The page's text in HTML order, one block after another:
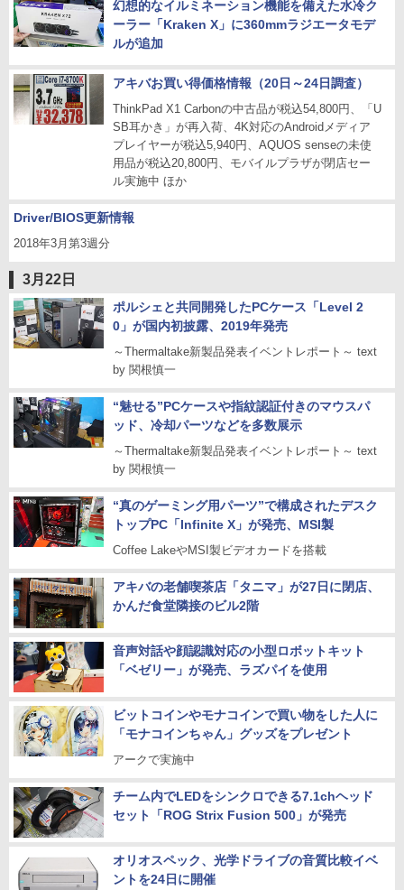
幻想的なイルミネーション機能を備えた水冷ク
ーラー「Kraken X」に360mmラジエータモデ
ルが追加
アキバお買い得価格情報（20日～24日調査）
ThinkPad X1 Carbonの中古品が税込54,800円、「U
SB耳かき」が再入荷、4K対応のAndroidメディア
プレイヤーが税込5,940円、AQUOS senseの未使
用品が税込20,800円、モバイルプラザが閉店セー
ル実施中 ほか
Driver/BIOS更新情報
2018年3月第3週分
3月22日
ポルシェと共同開発したPCケース「Level 2
0」が国内初披露、2019年発売
～Thermaltake新製品発表イベントレポート～ text
by 関根慎一
“魅せる”PCケースや指紋認証付きのマウスパ
ッド、冷却パーツなどを多数展示
～Thermaltake新製品発表イベントレポート～ text
by 関根慎一
“真のゲーミング用パーツ”で構成されたデスク
トップPC「Infinite X」が発売、MSI製
Coffee LakeやMSI製ビデオカードを搭載
アキバの老舗喫茶店「タニマ」が27日に閉店、
かんだ食堂隣接のビル2階
音声対話や顔認識対応の小型ロボットキット
「ベゼリー」が発売、ラズパイを使用
ビットコインやモナコインで買い物をした人に
「モナコインちゃん」グッズをプレゼント
アークで実施中
チーム内でLEDをシンクロできる7.1chヘッド
セット「ROG Strix Fusion 500」が発売
オリオスペック、光学ドライブの音質比較イベ
ントを24日に開催